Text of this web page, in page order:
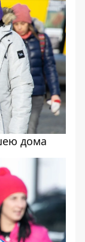
дома